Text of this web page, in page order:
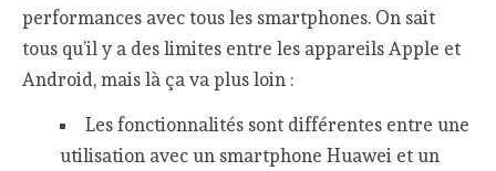
performances avec tous les smartphones. On sait
tous qu’il y a des limites entre les appareils Apple et
Android, mais là ça va plus loin :
Les fonctionnalités sont différentes entre une
utilisation avec un smartphone Huawei et un